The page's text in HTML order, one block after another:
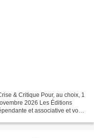
& Critique Pour, au choix, 1
2026 Les Éditions
et associative et vous